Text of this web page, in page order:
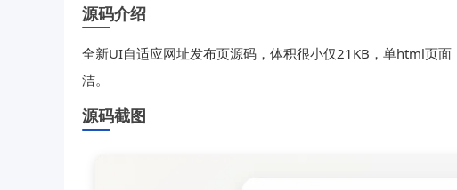
源码介绍
全新UI自适应网址发布页源码，体积很小仅21KB，单html页
洁。
源码截图